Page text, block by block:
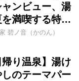
ンビュー、湯
を満喫する特…
碧ノ音（かのん）
帰り温泉】湯け
のテーマパー